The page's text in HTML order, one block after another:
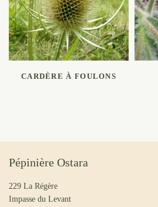
LIRE LA SUITE
CARDÈRE À FOULONS
Pépinière Ostara
229 La Régère
Impasse du Levant